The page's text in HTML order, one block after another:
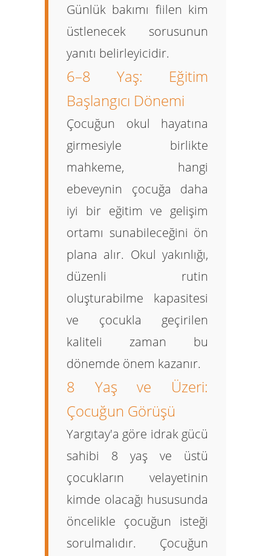
Günlük bakımı fiilen kim
üstlenecek sorusunun
yanıtı belirleyicidir.
6–8 Yaş: Eğitim
Başlangıcı Dönemi
Çocuğun okul hayatına
girmesiyle birlikte
mahkeme, hangi
ebeveynin çocuğa daha
iyi bir eğitim ve gelişim
ortamı sunabileceğini ön
plana alır. Okul yakınlığı,
düzenli rutin
oluşturabilme kapasitesi
ve çocukla geçirilen
kaliteli zaman bu
dönemde önem kazanır.
8 Yaş ve Üzeri:
Çocuğun Görüşü
Yargıtay'a göre idrak gücü
sahibi 8 yaş ve üstü
çocukların velayetinin
kimde olacağı hususunda
öncelikle çocuğun isteği
sorulmalıdır. Çocuğun